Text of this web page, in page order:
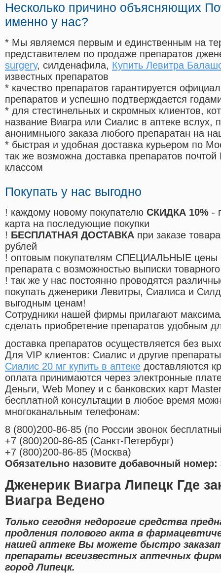
Несколько причино объясняющих
именно у нас?
* Мы являемся первым и единственным на
представителем по продаже препаратов
surgery, силденафила, Купить Левитра
известных препаратов
* качество препаратов гарантируется
препаратов и успешно подтверждается
* для стестинельных и скромных клиентов,
название Виагра или Сиалис в аптеке вслух,
анонимныого заказа любого препаратан на
* быстрая и удобная доставка курьером по
так же возможна доставка препаратов
классом
Покупать у нас выгодно
! каждому новому покупателю СКИДКА 10% -
карта на последующие покупки
! БЕСПЛАТНАЯ ДОСТАВКА при заказе
рублей
! оптовым покупателям СПЕЦИАЛЬНЫЕ цены
препарата с возможностью выписки
! так же у нас постоянно проводятся
покупать дженерики Левитры, Сиалиса и
выгодным ценам!
Cотрудники нашей фирмы прилагают
сделать приобретение препаратов удобным
доставка препаратов осуществляется без
Для VIP клиентов: Сиалис и другие
Сиалис 20 мг купить в аптеке доставляются
оплата принимаются через электронные
Деньги, Web Money и с банковских карт
бесплатной консультации в любое время
многоканальным телефонам:
8 (800)200-86-85 (по России звонок
+7 (800)200-86-85 (Санкт-Петербург)
+7 (800)200-86-85 (Москва)
Обязательно назовите добавочный номер:
Дженерик Виагра Липецк Где
Виагра Ведено
Только сегодня недорогие средства
продления полового акта в
нашей аптеке Вы можете быстро
препараты всеизвестных аптечных
город Липецк.